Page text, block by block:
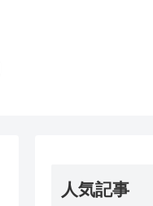
人気記事